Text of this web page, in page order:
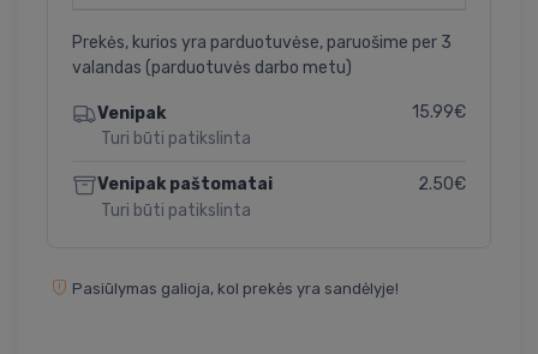
Prekės, kurios yra parduotuvėse, paruošime per 3
valandas (parduotuvės darbo metu)
Venipak
Turi būti patikslinta
15.99€
Venipak paštomatai
Turi būti patikslinta
2.50€
Pasiūlymas galioja, kol prekės yra sandėlyje!